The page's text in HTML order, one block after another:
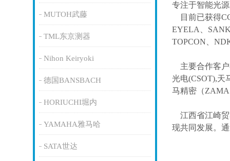
MUTOH武藤
TML东京测器
Nihon Keiryoki
德国BANSBACH
HORIUCHI堀内
YAMAHA雅马哈
SATA世达
专注于智能光
目前已获得
EYELA、
TOPCON、
主要合作客
光电(CSOT),天
马精密（
江西省江崎
现共同发展。